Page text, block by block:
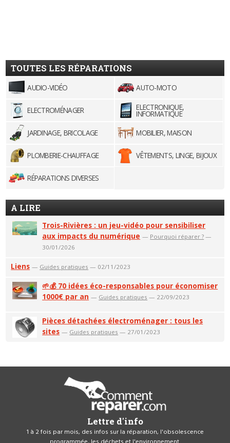
TOUTES LES RÉPARATIONS
AUDIO-VIDÉO AUTO-MOTO
ELECTROMÉNAGER ELECTRONIQUE,
INFORMATIQUE
JARDINAGE, BRICOLAGE
MOBILIER, MAISON
PLOMBERIE-CHAUFFAGE VÊTEMENTS, LINGE, BIJOUX
RÉPARATIONS DIVERSES
A LIRE
Trois-Rivières : un jeu-vidéo pour sensibiliser
aux impacts du numérique — Pourquoi réparer ? —
30/01/2026
Liens — Guides pratiques — 02/11/2023
🌱💰 70 idées éco-responsables pour économiser
1000€ par an — Guides pratiques — 22/09/2023
Pièces détachées électroménager : tous les
sites — Guides pratiques — 27/01/2023
Lettre d'info
1 à 2 fois par mois, des infos sur la réparation, l'obsolescence